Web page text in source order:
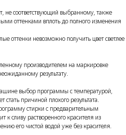
не соответствующий выбранному, также
оттенками вплоть до полного изменения
оттенки невозможно получить цвет светлее
производителем на маркировке
результату.
выбор программы с температурой,
причиной плохого результата.
стирки с предварительным
к сливу растворенного красителя из
его чистой водой уже без красителя.